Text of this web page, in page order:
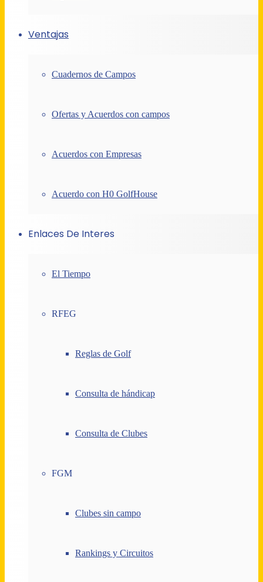
Ventajas
Cuadernos de Campos
Ofertas y Acuerdos con campos
Acuerdos con Empresas
Acuerdo con H0 GolfHouse
Enlaces De Interes
El Tiempo
RFEG
Reglas de Golf
Consulta de hándicap
Consulta de Clubes
FGM
Clubes sin campo
Rankings y Circuitos